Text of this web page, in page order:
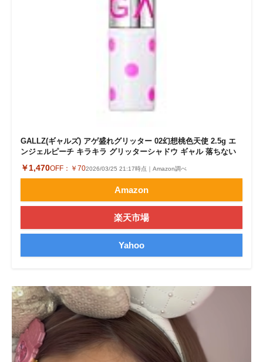
GALLZ(ギャルズ) アゲ盛れグリッター 02幻想桃色天使 2.5g エ
ンジェルピーチ キラキラ グリッターシャドウ ギャル 落ちない
￥1,470OFF： ￥702026/03/25 21:17時点｜Amazon調べ
Amazon
楽天市場
Yahoo